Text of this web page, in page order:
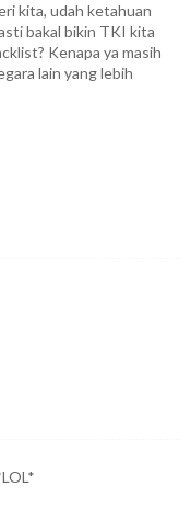
kita, udah ketahuan
bakal bikin TKI kita
Kenapa ya masih
lain yang lebih